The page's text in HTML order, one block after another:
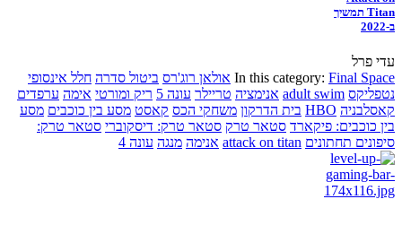
Titan תמשיך
ב-2022
עדי פרל
In this category: Final Space אולאן רוג'רס ביטול סדרה חלל אינסופי
נטפליקס adult swim אנימציה טריילר עונה 5 ריק ומורטי אימה ערפדים
קאסלבניה HBO בית הדרקון משחקי הכס קאסט מסע בין כוכבים מסע
בין כוכבים: פיקארד סטאר טרק סטאר טרק: דיסקוברי סטאר טרק:
סיפונים תחתונים attack on titan אנימה מנגה עונה 4